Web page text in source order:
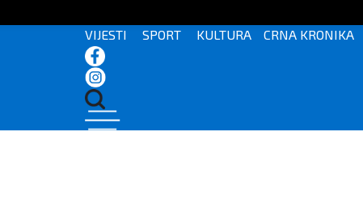
VIJESTI SPORT KULTURA CRNA KRONIKA